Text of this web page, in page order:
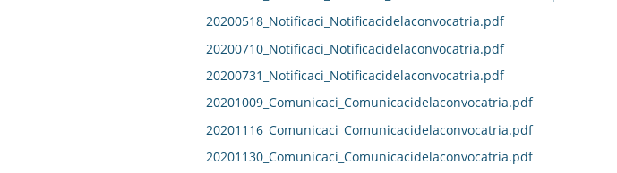
20200518_Notificaci_Notificacidelaconvocatria.pdf
20200710_Notificaci_Notificacidelaconvocatria.pdf
20200731_Notificaci_Notificacidelaconvocatria.pdf
20201009_Comunicaci_Comunicacidelaconvocatria.pdf
20201116_Comunicaci_Comunicacidelaconvocatria.pdf
20201130_Comunicaci_Comunicacidelaconvocatria.pdf